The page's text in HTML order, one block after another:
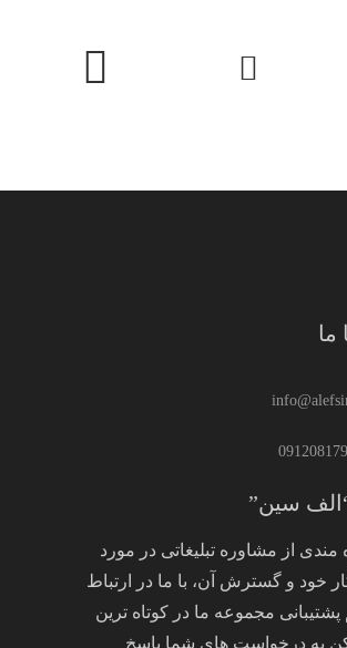
ما
سین”
از مشاوره تبلیغاتی در مورد
خود و گسترش آن، با ما در ارتباط
پشتیبانی مجموعه ما در کوتاه ترین
به درخواست های شما پاسخ